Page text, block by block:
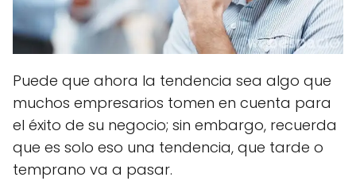
Puede que ahora la tendencia sea algo que
muchos empresarios tomen en cuenta para
el éxito de su negocio; sin embargo, recuerda
que es solo eso una tendencia, que tarde o
temprano va a pasar.